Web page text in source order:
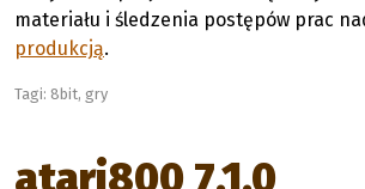
materiału i śledzenia postępów prac
produkcją.
Tagi: 8bit, gry
atari800 7.1.0